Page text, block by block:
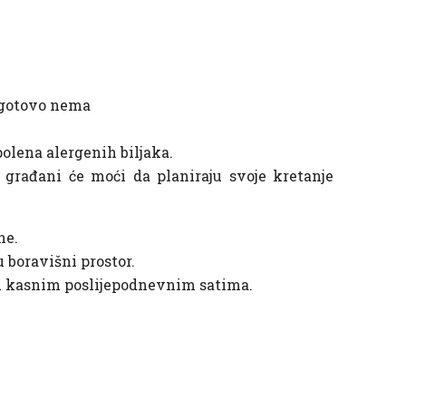
nema
alergenih biljaka.
građani će moći da planiraju svoje kretanje
boravišni prostor.
kasnim poslijepodnevnim satima.